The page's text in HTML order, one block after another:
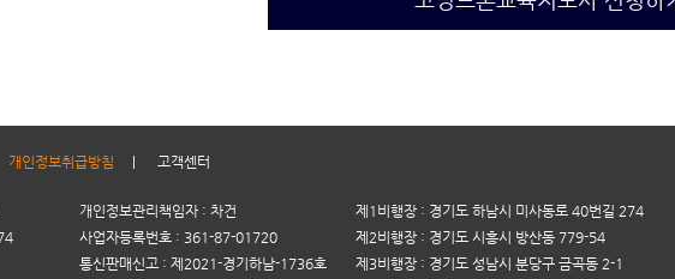
개인정보취급방침 고객센터
개인정보관리책임자 : 차건
사업자등록번호 : 361-87-01720
통신판매신고 : 제2021-경기하남-1736호
제1비행장 : 경기도 하남시 미사동로 40번길 274
제2비행장 : 경기도 시흥시 방산동 779-54
제3비행장 : 경기도 성남시 분당구 금곡동 2-1